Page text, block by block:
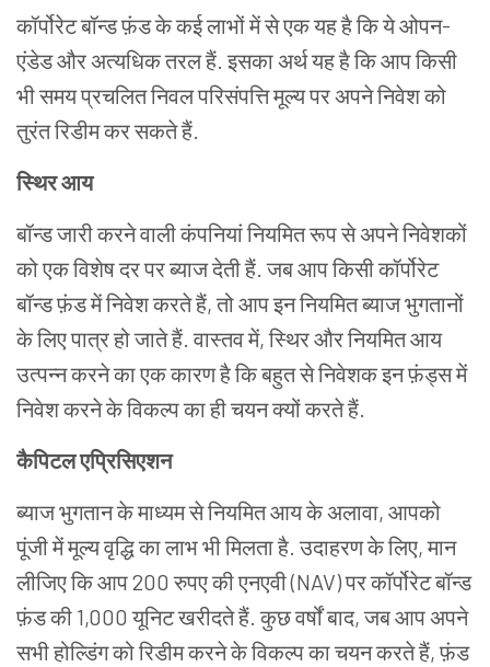
कॉर्पोरेट बॉन्ड फ़ंड के कई लाभों में से एक यह है कि ये ओपन-
एंडेड और अत्यधिक तरल हैं. इसका अर्थ यह है कि आप किसी
भी समय प्रचलित निवल परिसंपत्ति मूल्य पर अपने निवेश को
तुरंत रिडीम कर सकते हैं.
स्थिर आय
बॉन्ड जारी करने वाली कंपनियां नियमित रूप से अपने निवेशकों
को एक विशेष दर पर ब्याज देती हैं. जब आप किसी कॉर्पोरेट
बॉन्ड फ़ंड में निवेश करते हैं, तो आप इन नियमित ब्याज भुगतानों
के लिए पात्र हो जाते हैं. वास्तव में, स्थिर और नियमित आय
उत्पन्न करने का एक कारण है कि बहुत से निवेशक इन फ़ंड्स में
निवेश करने के विकल्प का ही चयन क्यों करते हैं.
कैपिटल एप्रिसिएशन
ब्याज भुगतान के माध्यम से नियमित आय के अलावा, आपको
पूंजी में मूल्य वृद्धि का लाभ भी मिलता है. उदाहरण के लिए, मान
लीजिए कि आप 200 रुपए की एनएवी (NAV) पर कॉर्पोरेट बॉन्ड
फ़ंड की 1,000 यूनिट खरीदते हैं. कुछ वर्षों बाद, जब आप अपने
सभी होल्डिंग को रिडीम करने के विकल्प का चयन करते हैं, फ़ंड